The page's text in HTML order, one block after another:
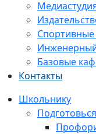
Базовые
Контакты
Школьнику